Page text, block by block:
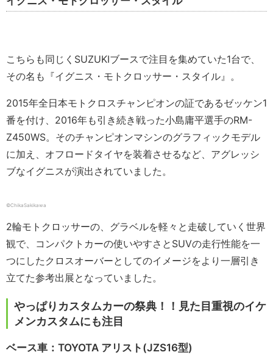
こちらも同じくSUZUKIブースで注目を集めていた1台で、
その名も『イグニス・モトクロッサー・スタイル』。
2015年全日本モトクロスチャンピオンの証であるゼッケン1
番を付け、2016年も引き続き戦った小島庸平選手のRM-
Z450WS。そのチャンピオンマシンのグラフィックモデル
に加え、オフロードタイヤを装着させるなど、アグレッシ
ブなイグニスが演出されていました。
©ChikaSakikawa
2輪モトクロッサーの、グラベルを軽々と走破していく世界
観で、コンパクトカーの使いやすさとSUVの走行性能を一
つにしたクロスオーバーとしてのイメージをより一層引き
立てた参考出展となっていました。
やっぱりカスタムカーの祭典！！見た目重視のイケ
メンカスタムにも注目
ベース車：TOYOTA アリスト(JZS16型)